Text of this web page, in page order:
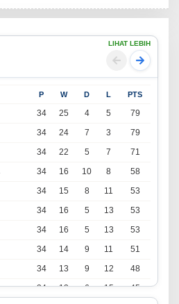
LIHAT LEBIH
P W D L PTS
34 25 4 5
79
34 24 7 3
79
34 22 5 7
71
34 16 10 8
58
34 15 8 11
53
34 16 5 13
53
34 16 5 13
53
34 14 9 11
51
34 13 9 12
48
34 13 6 15
45